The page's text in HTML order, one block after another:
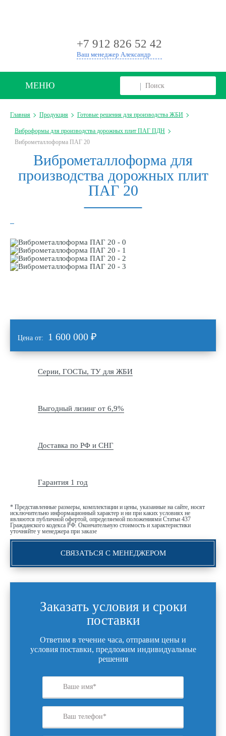
+7 912 826 52 42
Ваш менеджер Александр
МЕНЮ
Главная Продукция Готовые решения для производства ЖБИ
Виброформы для производства дорожных плит ПАГ ПДН
Виброметаллоформа ПАГ 20
Виброметаллоформа для
производства дорожных плит
ПАГ 20
Цена от: 1 600 000 ₽
Серии, ГОСТы, ТУ для ЖБИ
Выгодный лизинг от 6,9%
Доставка по РФ и СНГ
Гарантия 1 год
* Представленные размеры, комплектации и цены, указанные на сайте, носят
исключительно информационный характер и ни при каких условиях не
являются публичной офертой, определяемой положениями Статьи 437
Гражданского кодекса РФ. Окончательную стоимость и характеристики
уточняйте у менеджера при заказе
СВЯЗАТЬСЯ С МЕНЕДЖЕРОМ
Заказать условия и сроки
поставки
Ответим в течение часа, отправим цены и
условия поставки, предложим индивидуальные
решения